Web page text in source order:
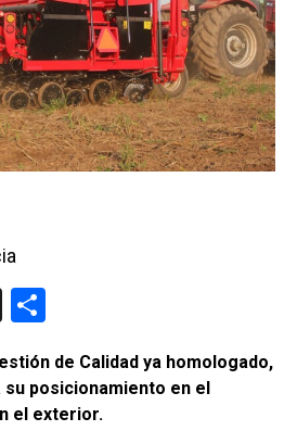
X
m
p
de Calidad ya homologado,
posicionamiento en el
el exterior.